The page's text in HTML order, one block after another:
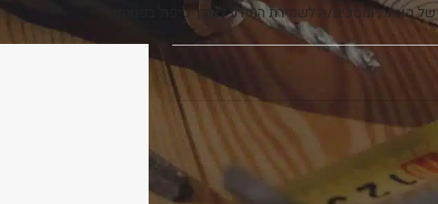
של האתר, ומסכים/ה לשמירת המידע לצורך טיפול בפנייתי.